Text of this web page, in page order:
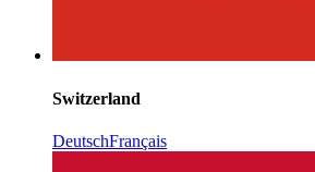
Switzerland
DeutschFrançais